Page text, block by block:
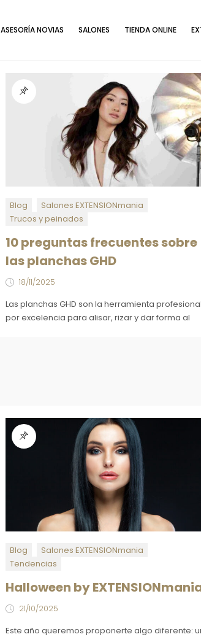
ASESORÍA NOVIAS SALONES TIENDA ONLINE
Blog
Salones EXTENSIONmania
Trucos y peinados
10 preguntas frecuentes sobre
las planchas GHD
18/11/2025
Las planchas GHD son la herramienta profesional
por excelencia para alisar, rizar y dar forma al
Blog
Salones EXTENSIONmania
Tendencias
Halloween by
21/10/2025
Este año queremos proponerte algo diferente: